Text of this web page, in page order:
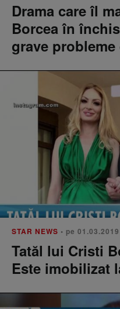
Drama care îl
Borcea în
grave
STAR NEWS • pe
Tatăl lui Cristi
Este imobilizat